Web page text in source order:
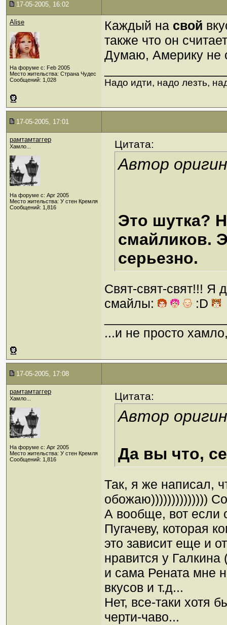
17-05-2005, 16:02
Alise
На форуме с: Feb 2005
Место жительства: Страна Чудес
Сообщений: 1,028
Каждый на свой
также что он
Думаю, Америку не
Надо идти, надо лезть,
17-05-2005, 17:01
рамтамтаггер
Хамло...
На форуме с: Apr 2005
Место жительства: У стен Кремля
Сообщений: 1,816
Цитата:
Автор
Это шутка?
смайликов.
серьезно.
Свят-свят-свят!!! Я
смайлы:
:D
...и не просто
17-05-2005, 17:08
рамтамтаггер
Хамло...
На форуме с: Apr 2005
Место жительства: У стен Кремля
Сообщений: 1,816
Цитата:
Автор
Да вы что,
Так, я же написал,
обожаю))))))))))))))
А вообще, вот если
Пугачеву, которая
это зависит еще и
нравится у Галкина
и сама Рената мне
вкусов и т.д...
Нет, все-таки хотя
черти-чаво...